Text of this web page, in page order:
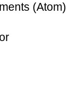
(Atom)